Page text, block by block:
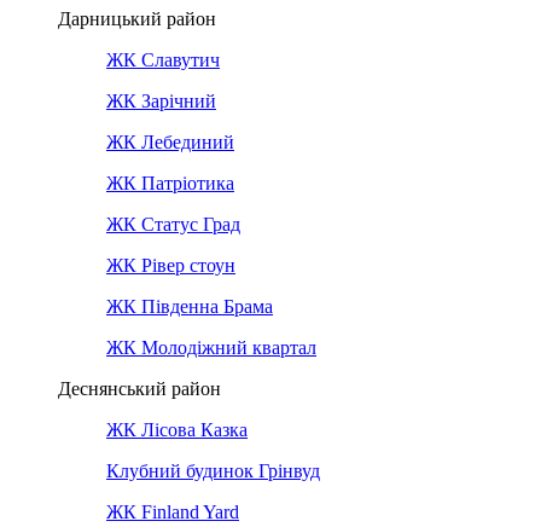
Дарницький район
ЖК Славутич
ЖК Зарічний
ЖК Лебединий
ЖК Патріотика
ЖК Статус Град
ЖК Рівер стоун
ЖК Південна Брама
ЖК Молодіжний квартал
Деснянський район
ЖК Лісова Казка
Клубний будинок Грінвуд
ЖК Finland Yard